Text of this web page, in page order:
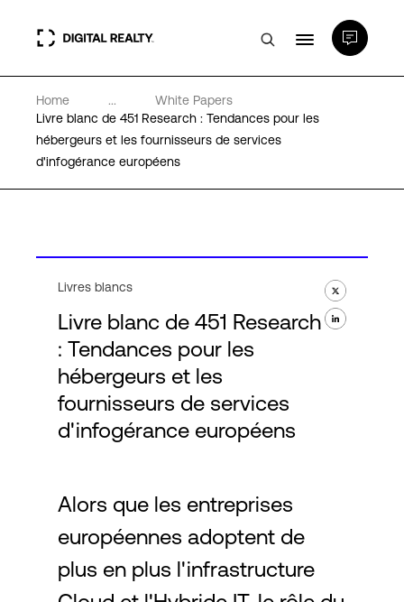
Data Centers
PlatformDIGITAL®
Expertise et ressources
A propos de nous
Language
Home ...
White Papers
Livre blanc de 451 Research : Tendances pour les
hébergeurs et les fournisseurs de services
d'infogérance européens
Livres blancs
Livre blanc de 451 Research
: Tendances pour les
hébergeurs et les
fournisseurs de services
d'infogérance européens
Alors que les entreprises
européennes adoptent de
plus en plus l'infrastructure